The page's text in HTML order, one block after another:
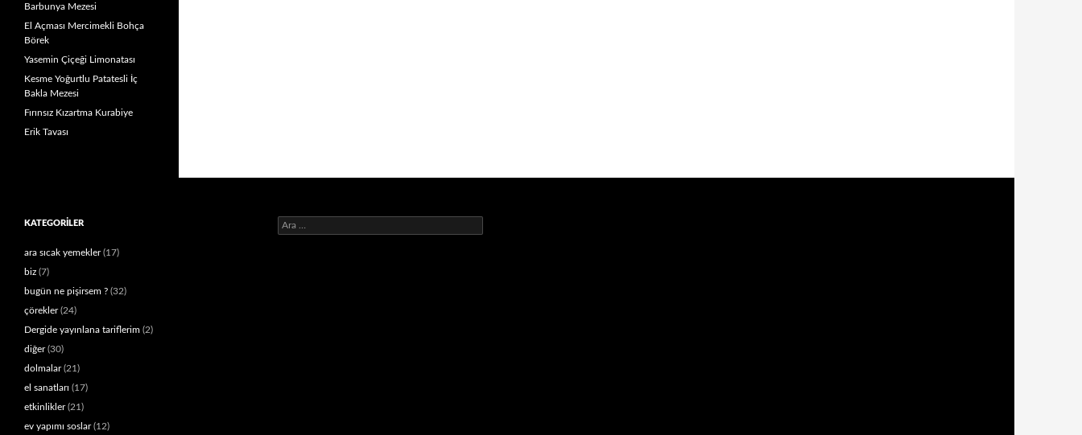
Barbunya Mezesi
El Açması Mercimekli Bohça
Börek
Yasemin Çiçeği Limonatası
Kesme Yoğurtlu Patatesli İç
Bakla Mezesi
Fırınsız Kızartma Kurabiye
Erik Tavası
KATEGORILER
ara sıcak yemekler(17)
biz (7)
bugün ne pişirsem ? (32)
çörekler(24)
Dergide yayınlana tariflerim (2)
diğer(30)
dolmalar(21)
el sanatları (17)
etkinlikler(21)
ev yapımı soslar(12)
Arama: